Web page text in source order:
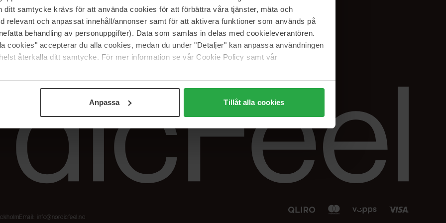
ditt samtycke krävs för att använda cookies för att förbättra våra tjänster, mäta och
relevant och anpassat innehåll/annonser samt för att aktivera funktioner som används på
behandling av personuppgifter). Data som samlas in delas med cookieleverantören.
cookies" accepterar du alla cookies, medan du under "Detaljer" kan anpassa användningen
återkalla ditt samtycke. För mer information se vår Cookie Policy samt vår
Anpassa Tillåt alla cookies
The Beauty Edit
Jobb hos oss
Samarbeidspartner
Spor bestillingen min
Retur og reklamasjon
Blush har blitt
Nordicfeel
Instagram
Linkedin
Email: info@nordicfeel.no